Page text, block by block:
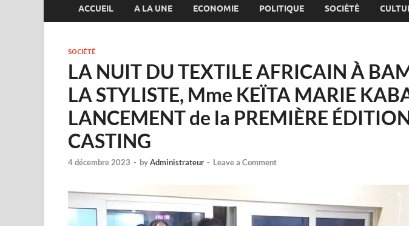
ACCUEIL A LA UNE ECONOMIE POLITIQUE SOCIÉTÉ
SOCIÉTÉ
LA NUIT DU TEXTILE AFRICAIN À
LA STYLISTE, Mme KEÏTA MARIE
LANCEMENT de la PREMIÈRE
CASTING
4 décembre 2023 - byAdministrateur - Leave a Comment